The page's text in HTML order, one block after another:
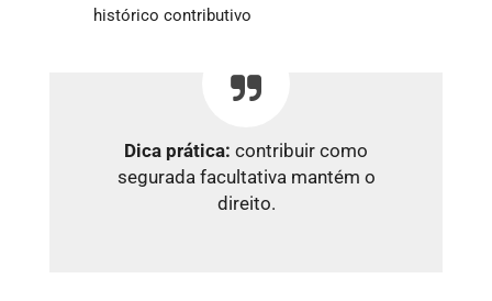
histórico contributivo
Dica prática: contribuir como
segurada facultativa mantém o
direito.